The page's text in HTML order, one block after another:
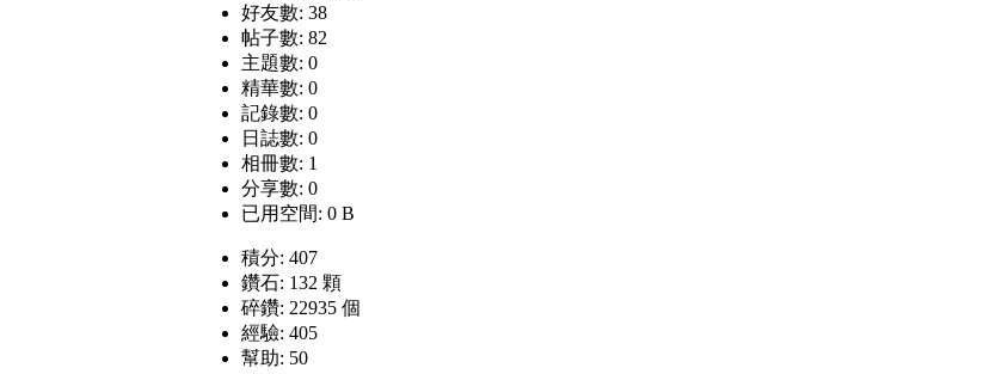
好友數: 38
帖子數: 82
主題數: 0
精華數: 0
記錄數: 0
日誌數: 0
相冊數: 1
分享數: 0
已用空間: 0 B
積分: 407
鑽石: 132 顆
碎鑽: 22935 個
經驗: 405
幫助: 50